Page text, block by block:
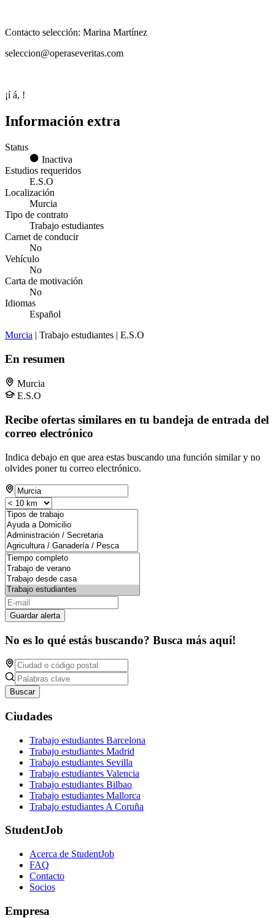
Contacto selección: Marina Martínez
seleccion@operaseveritas.com
¡í á, !
Información extra
Status
Inactiva
Estudios requeridos
E.S.O
Localización
Murcia
Tipo de contrato
Trabajo estudiantes
Carnet de conducir
No
Vehículo
No
Carta de motivación
No
Idiomas
Español
Murcia | Trabajo estudiantes | E.S.O
En resumen
Murcia
E.S.O
Recibe ofertas similares en tu bandeja de entrada del
correo electrónico
Indica debajo en que area estas buscando una función similar y no
olvides poner tu correo electrónico.
Guardar alerta
No es lo qué estás buscando? Busca más aquí!
Buscar
Ciudades
Trabajo estudiantes Barcelona
Trabajo estudiantes Madrid
Trabajo estudiantes Sevilla
Trabajo estudiantes Valencia
Trabajo estudiantes Bilbao
Trabajo estudiantes Mallorca
Trabajo estudiantes A Coruña
StudentJob
Acerca de StudentJob
FAQ
Contacto
Socios
Empresa